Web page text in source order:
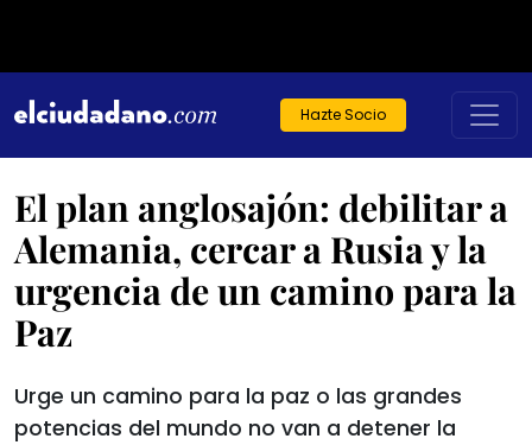
Hazte Socio
El plan anglosajón: debilitar a
Alemania, cercar a Rusia y la
urgencia de un camino para la
Paz
Urge un camino para la paz o las grandes
potencias del mundo no van a detener la